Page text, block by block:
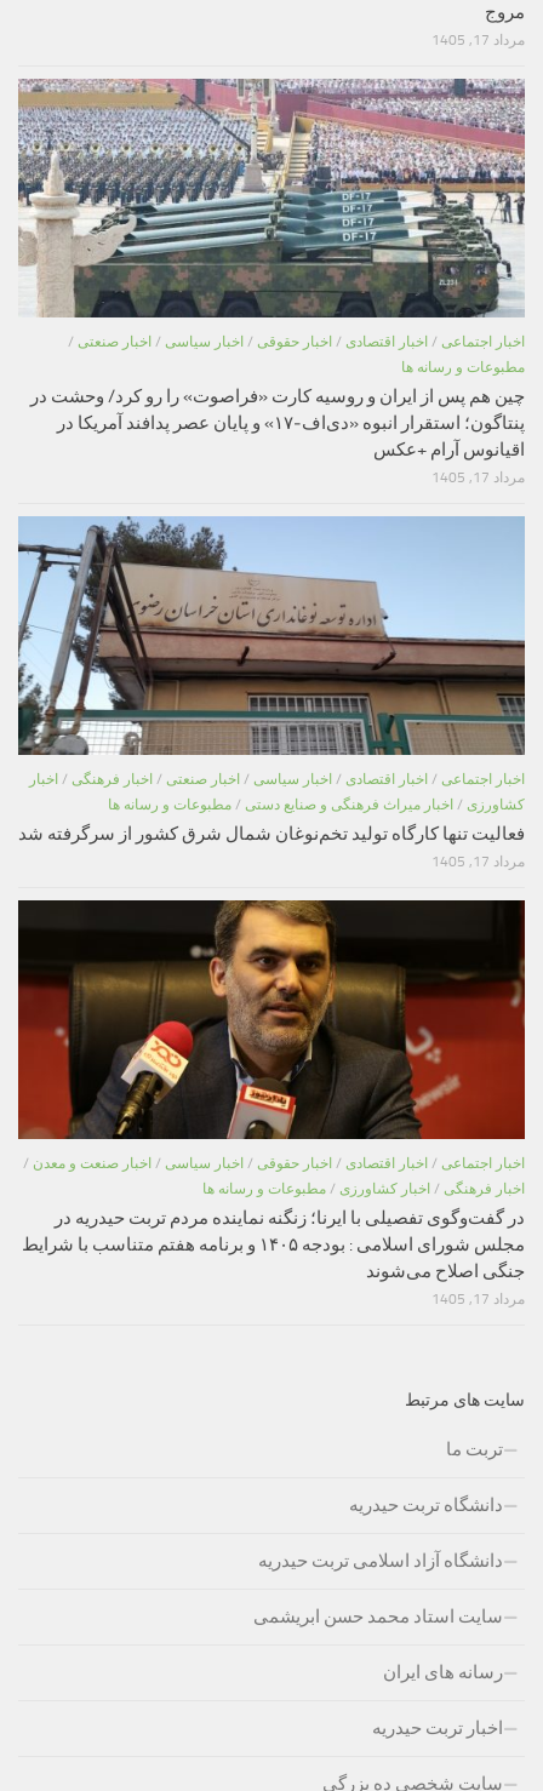
مروج
مرداد 17, 1405
اخبار اجتماعی / اخبار اقتصادی / اخبار حقوقی / اخبار سیاسی / اخبار صنعتی /
مطبوعات و رسانه ها
چین هم پس از ایران و روسیه کارت «فراصوت» را رو کرد/ وحشت در
پنتاگون؛ استقرار انبوه «دی‌اف‑۱۷» و پایان عصر پدافند آمریکا در
اقیانوس آرام +عکس
مرداد 17, 1405
اخبار اجتماعی / اخبار اقتصادی / اخبار سیاسی / اخبار صنعتی / اخبار فرهنگی / اخبار
کشاورزی / اخبار میراث فرهنگی و صنایع دستی / مطبوعات و رسانه ها
فعالیت تنها کارگاه تولید تخم‌نوغان شمال شرق کشور از سرگرفته شد
مرداد 17, 1405
اخبار اجتماعی / اخبار اقتصادی / اخبار حقوقی / اخبار سیاسی / اخبار صنعت و معدن /
اخبار فرهنگی / اخبار کشاورزی / مطبوعات و رسانه ها
در گفت‌وگوی تفصیلی با ایرنا؛ زنگنه نماینده مردم تربت حیدریه در
مجلس شورای اسلامی : بودجه ۱۴۰۵ و برنامه هفتم متناسب با شرایط
جنگی اصلاح می‌شوند
مرداد 17, 1405
سایت های مرتبط
تربت ما
دانشگاه تربت حیدریه
دانشگاه آزاد اسلامی تربت حیدریه
سایت استاد محمد حسن ابریشمی
رسانه های ایران
اخبار تربت حیدریه
سایت شخصی ده بزرگی